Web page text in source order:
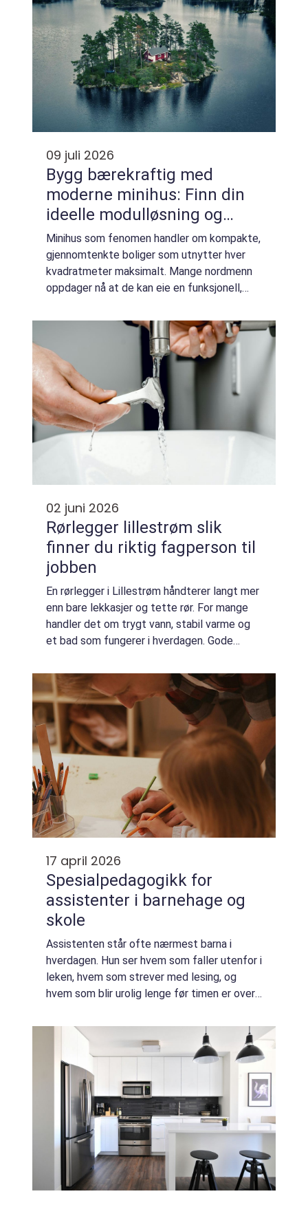
09 juli 2026
Bygg bærekraftig med
moderne minihus: Finn din
ideelle modulløsning og
minihus på egen tomt
Minihus som fenomen handler om kompakte,
gjennomtenkte boliger som utnytter hver
kvadratmeter maksimalt. Mange nordmenn
oppdager nå at de kan eie en funksjonell,
binde seg til store lån og omfa...
02 juni 2026
Rørlegger lillestrøm slik
finner du riktig fagperson til
jobben
En rørlegger i Lillestrøm håndterer langt mer
enn bare lekkasjer og tette rør. For mange
handler det om trygt vann, stabil varme og
et bad som fungerer i hverdagen. Gode
økonomi og sikkerhet i boliger og næri...
17 april 2026
Spesialpedagogikk for
assistenter i barnehage og
skole
Assistenten står ofte nærmest barna i
hverdagen. Hun ser hvem som faller utenfor i
leken, hvem som strever med lesing, og
hvem som blir urolig lenge før timen er over.
og faglig måte, trengs grunnleggende ku...